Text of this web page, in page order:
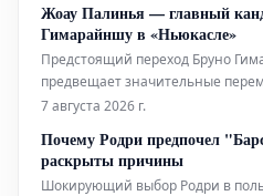
переход был подтвержден
приобрел ее за нераскрытую
Жоау Палинья — главный
Гимарайншу в «Ньюкасле»
Предстоящий переход Бруно
предвещает значительные
поскольку «сороки» готовятся к
покинуть клуб, что вызвало
стороны болельщиков «Ньюка
7 августа 2026 г.
Почему Родри предпочел
раскрыты причины
Шокирующий выбор Родри в